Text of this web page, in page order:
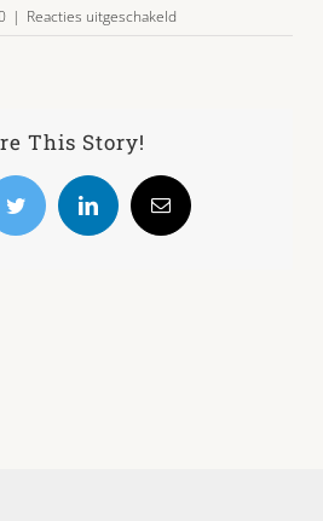
| Reacties uitgeschakeld
hs-
This Story!
Twitter LinkedInE-
mail